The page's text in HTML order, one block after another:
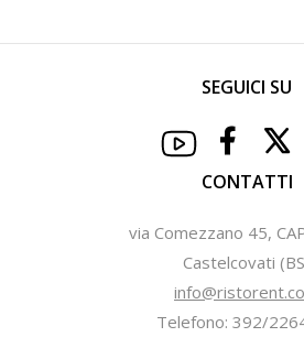
SEGUICI SU
CONTATTI
via Comezzano 45,
Castelcovati
Telefono: 392/